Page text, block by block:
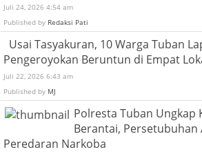
Juli 24, 2026 4:54 am
Published by Redaksi Pati
Usai Tasyakuran, 10 Warga Tuban
Pengeroyokan Beruntun di Empat
Juli 22, 2026 6:43 am
Published by MJ
Polresta Tuban Ungkap
Berantai, Persetubuhan
Peredaran Narkoba